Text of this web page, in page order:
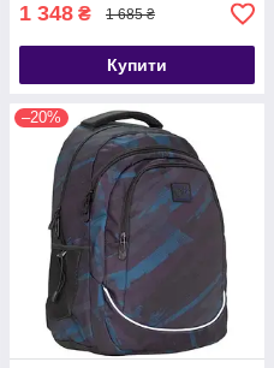
1 348 ₴ 1 685 ₴
Купити
–20%